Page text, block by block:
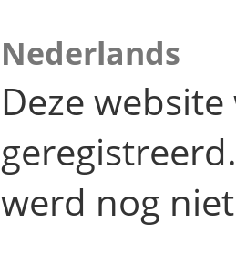
Nederlands
Deze
werd nog